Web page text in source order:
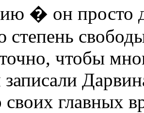
� он просто
степень
чтобы
записали
своих главных